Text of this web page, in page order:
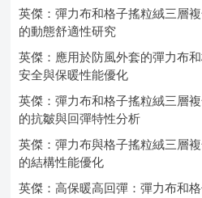
英傑：彈力布和格子搖粒絨三層
的動態舒適性研究
英傑：應用於防風外套的彈力布
安全與保暖性能優化
英傑：彈力布和格子搖粒絨三層
的抗皺與回彈特性分析
英傑：彈力布與格子搖粒絨三層
的結構性能優化
英傑：高保暖高回彈：彈力布和